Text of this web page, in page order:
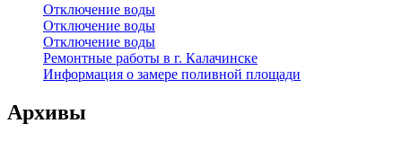
Отключение воды
Отключение воды
Отключение воды
Ремонтные работы в г. Калачинске
Информация о замере поливной площади
Архивы